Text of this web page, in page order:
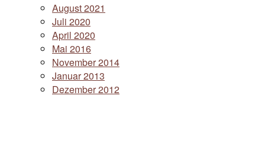
August 2021
Juli 2020
April 2020
Mai 2016
November 2014
Januar 2013
Dezember 2012